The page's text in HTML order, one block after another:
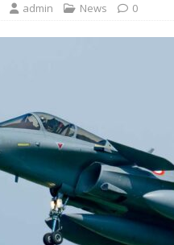
admin News 0